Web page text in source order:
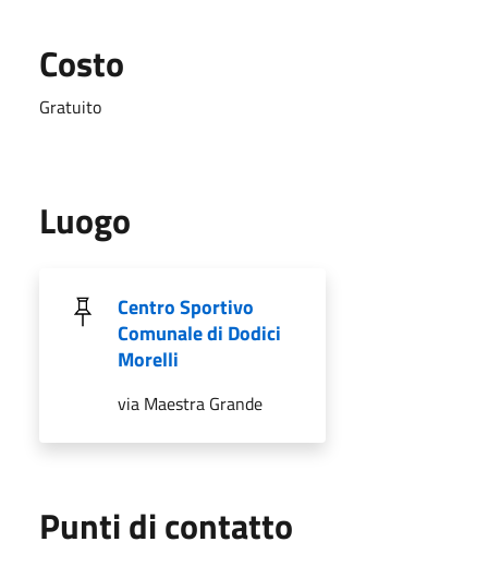
Costo
Gratuito
Luogo
Centro Sportivo
Comunale di Dodici
Morelli
via Maestra Grande
Punti di contatto